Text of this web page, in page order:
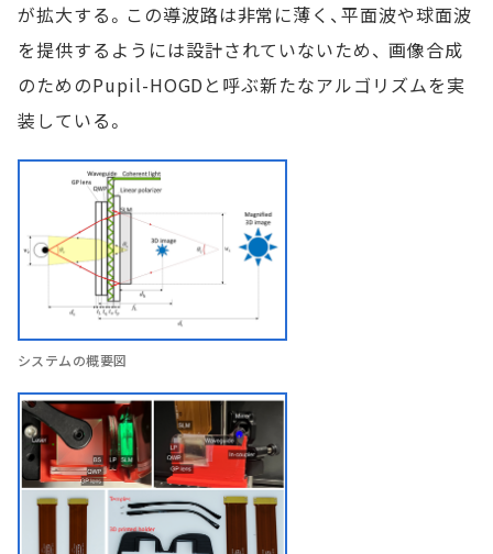
が拡大する。この導波路は非常に薄く、平面波や球面波
を提供するようには設計されていないため、 画像合成
のためのPupil-HOGDと呼ぶ新たなアルゴリズムを実
装している。
システムの概要図